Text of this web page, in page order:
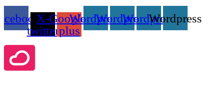
X-
twitter
Google-
plus
WordpressWordpressWordpressWordpress